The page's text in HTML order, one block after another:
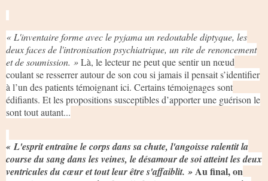
« L'inventaire forme avec le pyjama un redoutable diptyque, les
deux faces de l'intronisation psychiatrique, un rite de renoncement
et de soumission. »Là, le lecteur ne peut que sentir un nœud
coulant se resserrer autour de son cou si jamais il pensait s’identifier
à l’un des patients témoignant ici. Certains témoignages sont
édifiants. Et les propositions susceptibles d’apporter une guérison le
sont tout autant...
« L'esprit entraîne le corps dans sa chute, l'angoisse ralentit la
course du sang dans les veines, le désamour de soi atteint les deux
ventricules du cœur et tout leur être s'affaiblit. »Au final, on